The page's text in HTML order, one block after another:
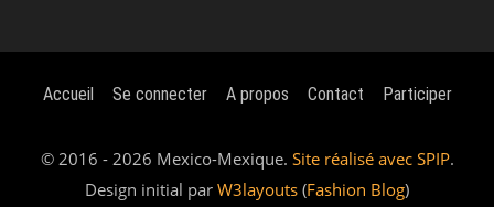
Accueil Se connecter A propos Contact Participer
© 2016 - 2026 Mexico-Mexique. Site réalisé avec SPIP.
Design initial par W3layouts (Fashion Blog)